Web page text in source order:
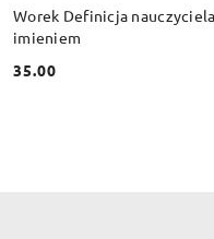
Worek Definicja
imieniem
Cena:
35.00